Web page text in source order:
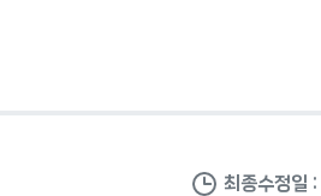
최종수정일 :